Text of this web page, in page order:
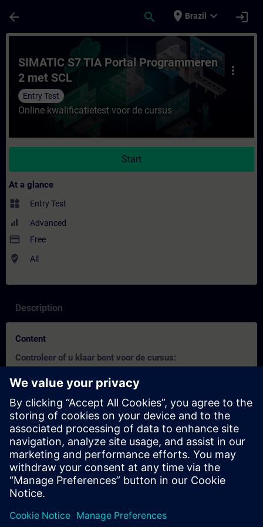
arrow_back search place Brazil expand_more login
Course - SIMATIC S7 TIA Portal
more_vert
SIMATIC S7 TIA Portal Programmeren
2 met SCL
Entry Test
Online kwalificatietest voor de cursus
Start
At a glance
widgets Entry Test
Advanced
payment Free
where_to_vote All
Description
Content
Controleer of u klaar bent voor de cursus:
Deze test helpt u om erachter te komen of u over de vereiste
basiskennis beschikt.
De test heeft22 vragen.
Er is
geen tijdslimiet
Als umeer dan 70% correctantwoordt, bent u klaar om
aan de cursus deel te nemen.
Als uminder dan 70%scoort, raden wij u aan de cursus
SIMATIC S7 TIA Portal Programmeren 1 met SCL
SCL1) te volgen om uw basis op te bouwen.